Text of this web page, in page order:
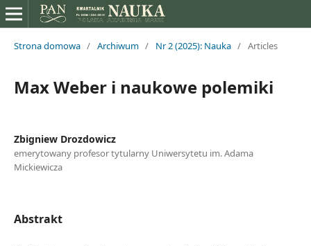
Strona domowa / Archiwum / Nr 2 (2025): Nauka / Articles
Max Weber i naukowe polemiki
Zbigniew Drozdowicz
emerytowany profesor tytularny Uniwersytetu im. Adama
Mickiewicza
Abstrakt